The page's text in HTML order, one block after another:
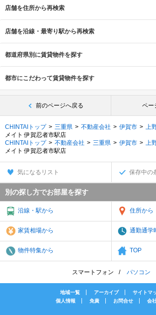
店舗を住所から再検索
店舗を沿線・最寄り駅から再検索
都道府県別に賃貸物件を探す
都市にこだわって賃貸物件を探す
前のページへ戻る ペー
CHINTAIトップ 三重県 不動産会社 伊賀市 上
メイト 伊賀忍者市駅店
CHINTAIトップ
不動産会社 三重県 伊賀市 上
メイト 伊賀忍者市駅店
気になるリスト 保存中の
別の探し方でお部屋を探す
沿線・駅から 住所から
家賃相場から 通勤通学
物件特集から TOP
スマートフォン パソコン
地域一覧 アーカイブ
サイトマ
個人情報
免責 お問合せ 会